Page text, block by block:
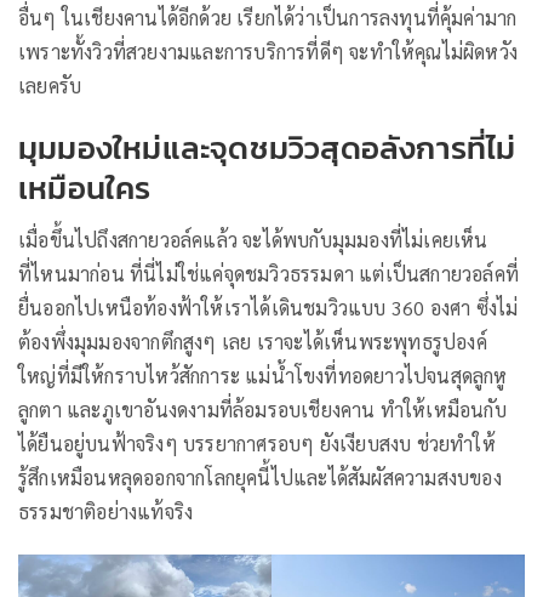
อื่นๆ ในเชียงคานได้อีกด้วย เรียกได้ว่าเป็นการลงทุนที่คุ้มค่ามาก
เพราะทั้งวิวที่สวยงามและการบริการที่ดีๆ จะทำให้คุณไม่ผิดหวัง
เลยครับ
มุมมองใหม่และจุดชมวิวสุดอลังการที่ไม่
เหมือนใคร
เมื่อขึ้นไปถึงสกายวอล์คแล้ว จะได้พบกับมุมมองที่ไม่เคยเห็น
ที่ไหนมาก่อน ที่นี่ไม่ใช่แค่จุดชมวิวธรรมดา แต่เป็นสกายวอล์คที่
ยื่นออกไปเหนือท้องฟ้าให้เราได้เดินชมวิวแบบ 360 องศา ซึ่งไม่
ต้องพึ่งมุมมองจากตึกสูงๆ เลย เราจะได้เห็นพระพุทธรูปองค์
ใหญ่ที่มีให้กราบไหว้สักการะ แม่น้ำโขงที่ทอดยาวไปจนสุดลูกหู
ลูกตา และภูเขาอันงดงามที่ล้อมรอบเชียงคาน ทำให้เหมือนกับ
ได้ยืนอยู่บนฟ้าจริงๆ บรรยากาศรอบๆ ยังเงียบสงบ ช่วยทำให้
รู้สึกเหมือนหลุดออกจากโลกยุคนี้ไปและได้สัมผัสความสงบของ
ธรรมชาติอย่างแท้จริง